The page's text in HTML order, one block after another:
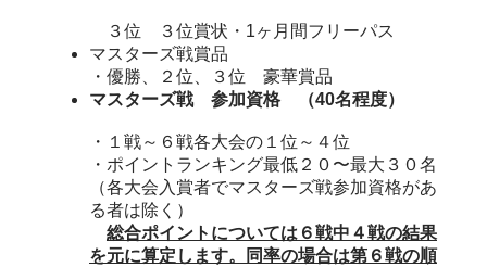
３位 ３位賞状・1ヶ月間フリーパス
マスターズ戦賞品
・優勝、２位、３位 豪華賞品
マスターズ戦 参加資格 （40名程度）
・１戦～６戦各大会の１位～４位
・ポイントランキング最低２０〜最大３０名
（各大会入賞者でマスターズ戦参加資格があ
る者は除く）
総合ポイントについては６戦中４戦の結果
を元に算定します。同率の場合は第６戦の順